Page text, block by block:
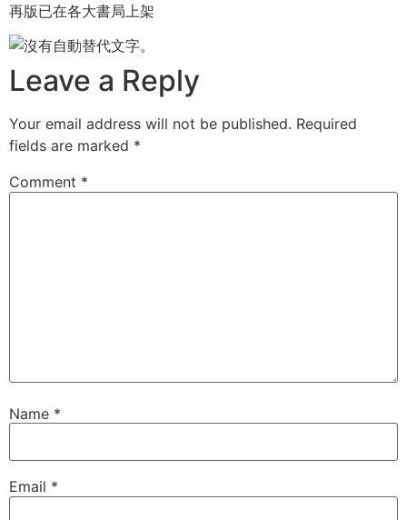
再版已在各大書局上架
Leave a Reply
Your email address will not be published. Required
fields are marked *
Comment *
Name *
Email *